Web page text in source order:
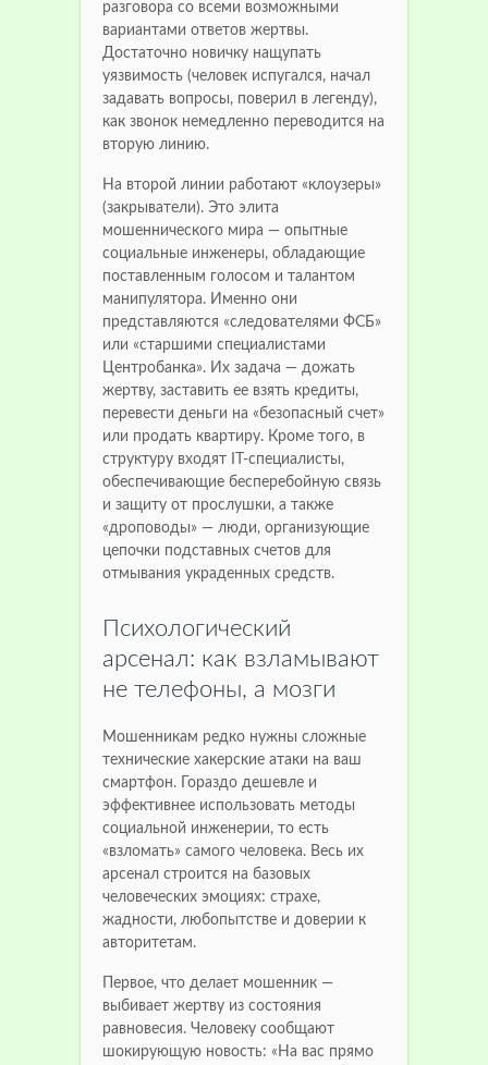
разговора со всеми возможными
вариантами ответов жертвы.
Достаточно новичку нащупать
уязвимость (человек испугался, начал
задавать вопросы, поверил в легенду),
как звонок немедленно переводится на
вторую линию.
На второй линии работают «клоузеры»
(закрыватели). Это элита
мошеннического мира — опытные
социальные инженеры, обладающие
поставленным голосом и талантом
манипулятора. Именно они
представляются «следователями ФСБ»
или «старшими специалистами
Центробанка». Их задача — дожать
жертву, заставить ее взять кредиты,
перевести деньги на «безопасный счет»
или продать квартиру. Кроме того, в
структуру входят IT-специалисты,
обеспечивающие бесперебойную связь
и защиту от прослушки, а также
«дроповоды» — люди, организующие
цепочки подставных счетов для
отмывания украденных средств.
Психологический
арсенал: как взламывают
не телефоны, а мозги
Мошенникам редко нужны сложные
технические хакерские атаки на ваш
смартфон. Гораздо дешевле и
эффективнее использовать методы
социальной инженерии, то есть
«взломать» самого человека. Весь их
арсенал строится на базовых
человеческих эмоциях: страхе,
жадности, любопытстве и доверии к
авторитетам.
Первое, что делает мошенник —
выбивает жертву из состояния
равновесия. Человеку сообщают
шокирующую новость: «На вас прямо